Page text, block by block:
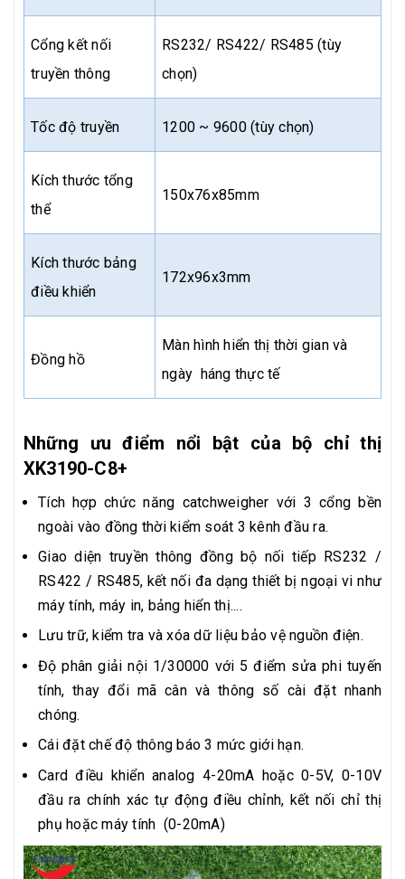
Cổng kết nối
truyền thông
RS232/ RS422/ RS485 (tùy
chọn)
Tốc độ truyền 1200 ~ 9600 (tùy chọn)
Kích thước tổng
thể
150x76x85mm
Kích thước bảng
điều khiển
172x96x3mm
Đồng hồ
Màn hình hiển thị thời gian và
ngày háng thực tế
Những ưu điểm nổi bật của bộ chỉ thị
XK3190-C8+
Tích hợp chức năng catchweigher với 3 cổng bền
ngoài vào đồng thời kiểm soát 3 kênh đầu ra.
Giao diện truyền thông đồng bộ nối tiếp RS232 /
RS422 / RS485, kết nối đa dạng thiết bị ngoại vi như
máy tính, máy in, bảng hiển thị....
Lưu trữ, kiểm tra và xóa dữ liệu bảo vệ nguồn điện.
Độ phân giải nội 1/30000 với 5 điểm sửa phi tuyến
tính, thay đổi mã cân và thông số cài đặt nhanh
chóng.
Cái đặt chế độ thông báo 3 mức giới hạn.
Card điều khiển analog 4-20mA hoặc 0-5V, 0-10V
đầu ra chính xác tự động điều chỉnh, kết nối chỉ thị
phụ hoặc máy tính (0-20mA)